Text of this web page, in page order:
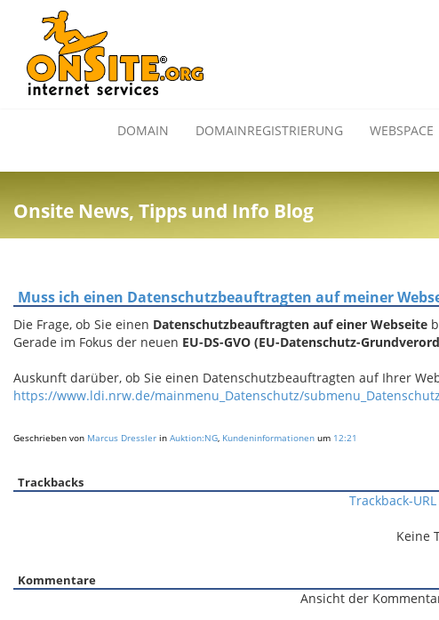
DOMAIN DOMAINREGISTRIERUNG WEBSPACE
Onsite News, Tipps und Info Blog
Muss ich einen Datenschutzbeauftragten auf meiner
Die Frage, ob Sie einen Datenschutzbeauftragten auf einer Webseite
Gerade im Fokus der neuen EU-DS-GVO (EU-Datenschutz-
Auskunft darüber, ob Sie einen Datenschutzbeauftragten auf Ihrer
https://www.ldi.nrw.de/mainmenu_Datenschutz/
Geschrieben von Marcus Dressler in Auktion:NG, Kundeninformationen um 12:21
Trackbacks
Trackback-
Keine
Kommentare
Ansicht der